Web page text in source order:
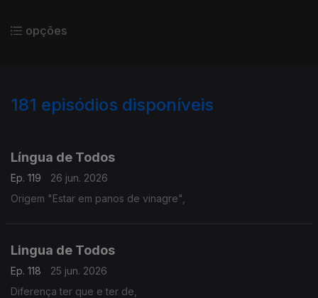
opções
181 episódios disponíveis
Língua de Todos
Ep. 119
26 jun. 2026
Origem "Estar em panos de vinagre",
Lingua de Todos
Ep. 118
25 jun. 2026
Diferença ter que e ter de,